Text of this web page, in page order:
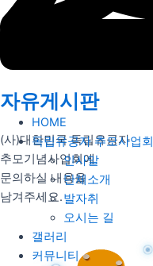
HOME
독립유공자 추모사업회
인사말
단체소개
발자취
오시는 길
갤러리
커뮤니티
자유게시판
(사)대한민국 독립유공자
추모기념사업회에
문의하실 내용을
남겨주세요.